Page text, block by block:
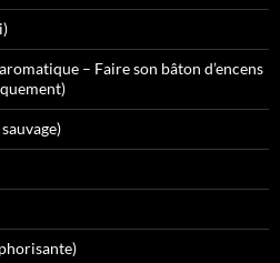
– Faire son bâton d’encens